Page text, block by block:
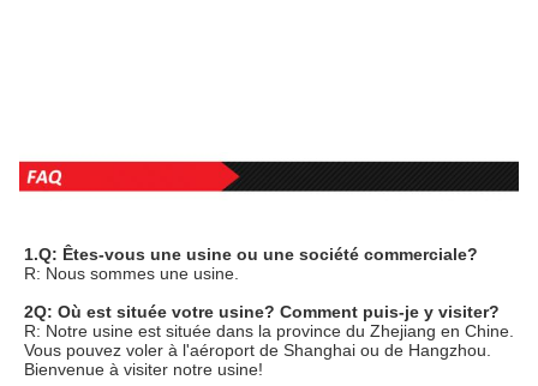
1.Q: Êtes-vous une usine ou une société commerciale?
R: Nous sommes une usine.
2Q: Où est située votre usine? Comment puis-je y visiter?
R: Notre usine est située dans la province du Zhejiang en Chine.
Vous pouvez voler à l'aéroport de Shanghai ou de Hangzhou.
Bienvenue à visiter notre usine!